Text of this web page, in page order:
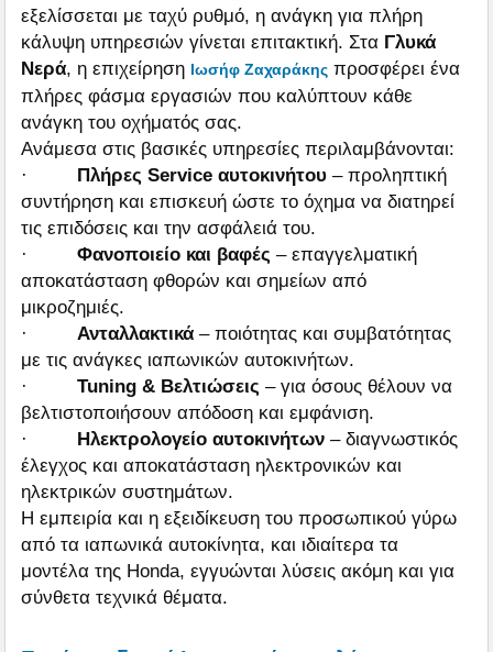
εξελίσσεται με ταχύ ρυθμό, η ανάγκη για πλήρη
κάλυψη υπηρεσιών γίνεται επιτακτική. Στα Γλυκά
Νερά, η επιχείρηση Ιωσήφ Ζαχαράκης προσφέρει ένα
πλήρες φάσμα εργασιών που καλύπτουν κάθε
ανάγκη του οχήματός σας.
Ανάμεσα στις βασικές υπηρεσίες περιλαμβάνονται:
· Πλήρες Service αυτοκινήτου – προληπτική
συντήρηση και επισκευή ώστε το όχημα να διατηρεί
τις επιδόσεις και την ασφάλειά του.
·Φανοποιείο και βαφές – επαγγελματική
αποκατάσταση φθορών και σημείων από
μικροζημιές.
· Ανταλλακτικά – ποιότητας και συμβατότητας
με τις ανάγκες ιαπωνικών αυτοκινήτων.
·Tuning & Βελτιώσεις – για όσους θέλουν να
βελτιστοποιήσουν απόδοση και εμφάνιση.
· Ηλεκτρολογείο αυτοκινήτων – διαγνωστικός
έλεγχος και αποκατάσταση ηλεκτρονικών και
ηλεκτρικών συστημάτων.
Η εμπειρία και η εξειδίκευση του προσωπικού γύρω
από τα ιαπωνικά αυτοκίνητα, και ιδιαίτερα τα
μοντέλα της Honda, εγγυώνται λύσεις ακόμη και για
σύνθετα τεχνικά θέματα.